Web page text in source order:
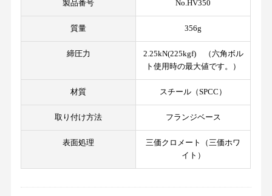
製品番号 No.HV350
質量 356g
締圧力
2.25kN(225kgf) （六角ボル
ト使用時の最大値です。）
材質 スチール（SPCC）
取り付け方法 フランジベース
表面処理
三価クロメート（三価ホワ
イト）